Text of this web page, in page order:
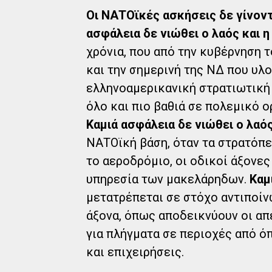
Οι ΝΑΤΟϊκές ασκήσεις δε
ασφάλεια δε νιώθει ο λαός και
χρόνια, που από την κυβέρνηση
και την σημερινή της ΝΔ που
ελληνοαμερικανική
όλο και πιο βαθιά σε πολεμικό
Καμιά ασφάλεια δε νιώθει ο
ΝΑΤΟϊκή βάση, όταν τα
το αεροδρόμιο, οι οδικοί
υπηρεσία των μακελάρηδων.
μετατρέπεται σε στόχο
άξονα, όπως αποδεικνύουν οι
για πλήγματα σε περιοχές από
και επιχειρήσεις.